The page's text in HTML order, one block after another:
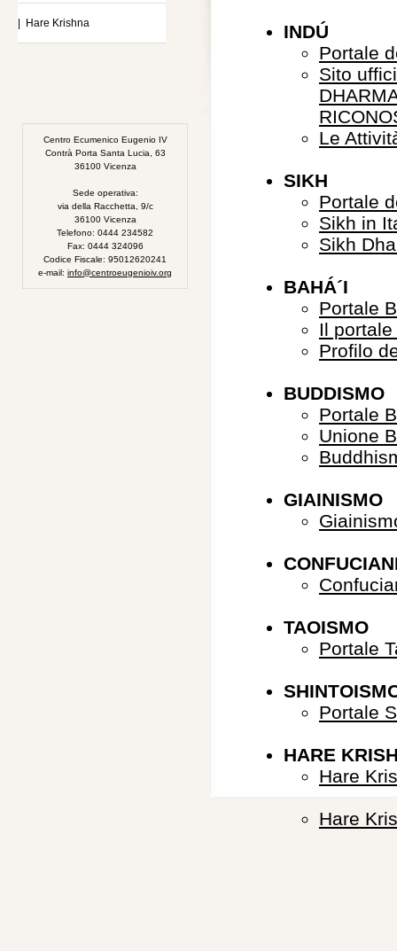
| Hare Krishna
Centro Ecumenico Eugenio IV
Contrà Porta Santa Lucia, 63
36100 Vicenza
Sede operativa:
via della Racchetta, 9/c
36100 Vicenza
Telefono: 0444 234582
Fax: 0444 324096
Codice Fiscale: 95012620241
e-mail: info@centroeugenioiv.org
INDÚ
Portale
Sito
Le
SIKH
Portale
Sikh in
Sikh
BAHÁ´I
Portale
Il
Profilo
BUDDISMO
Portale
Unione
GIAINISMO
TAOISMO
Portale
Portale
HARE
Hare
Hare